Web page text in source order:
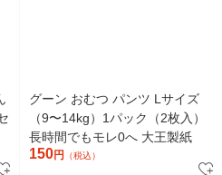
グーン おむつ パンツ Lサイズ
（9〜14kg）1パック（2枚入）
長時間でもモレ0へ 大王製紙
150円 （税込）